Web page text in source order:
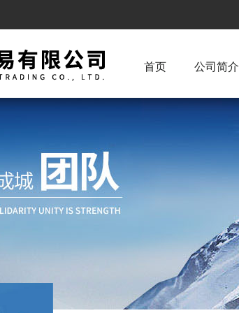
首页 公司简介